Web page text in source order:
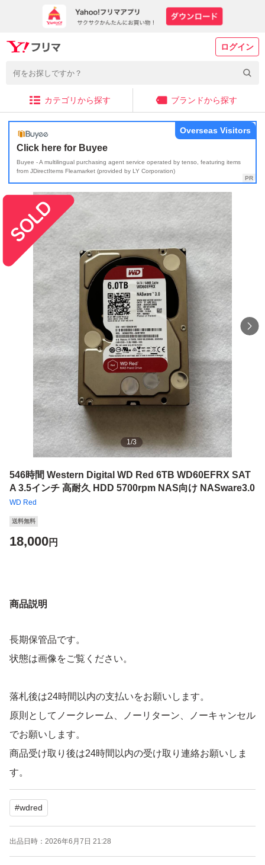
ログイン
カテゴリから探す ブランドから探す
Click here for Buyee
Buyee - A multilingual purchasing agent service operated by tenso, featuring items
from JDirectItems Fleamarket (provided by LY Corporation)
Overseas Visitors
1/3
546時間 Western Digital WD Red 6TB WD60EFRX SAT
A 3.5インチ 高耐久 HDD 5700rpm NAS向け NASware3.0
WD Red
送料無料
18,000円
商品説明
長期保管品です。
状態は画像をご覧ください。
落札後は24時間以内の支払いをお願いします。
原則としてノークレーム、ノーリターン、ノーキャンセル
でお願いします。
商品受け取り後は24時間以内の受け取り連絡お願いしま
す。
#wdred
出品日時： 2026年6月7日 21:28